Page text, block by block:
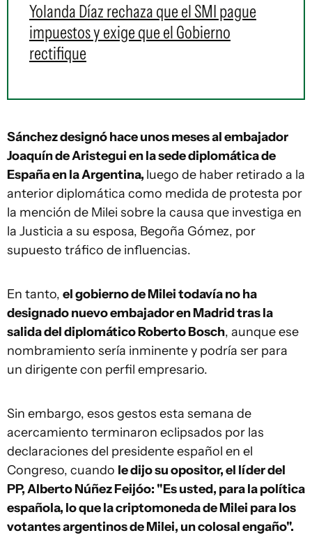
Yolanda Díaz rechaza que el SMI pague
impuestos y exige que el Gobierno
rectifique
Sánchez designó hace unos meses al embajador
Joaquín de Aristegui en la sede diplomática de
España en la Argentina, luego de haber retirado a la
anterior diplomática como medida de protesta por
la mención de Milei sobre la causa que investiga en
la Justicia a su esposa, Begoña Gómez, por
supuesto tráfico de influencias.
En tanto, el gobierno de Milei todavía no ha
designado nuevo embajador en Madrid tras la
salida del diplomático Roberto Bosch, aunque ese
nombramiento sería inminente y podría ser para
un dirigente con perfil empresario.
Sin embargo, esos gestos esta semana de
acercamiento terminaron eclipsados por las
declaraciones del presidente español en el
Congreso, cuando le dijo su opositor, el líder del
PP, Alberto Núñez Feijóo: "Es usted, para la política
española, lo que la criptomoneda de Milei para los
votantes argentinos de Milei, un colosal engaño".